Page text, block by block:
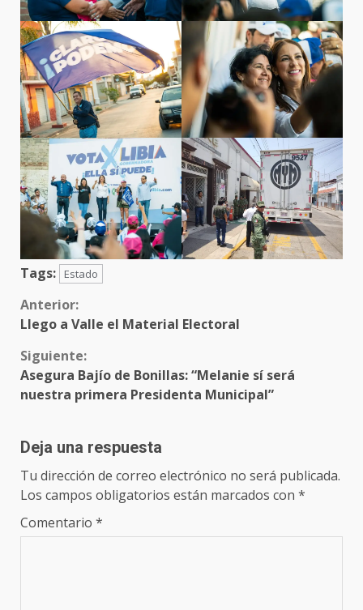
Tags: Estado
Sigue
leyendo
Anterior:
Llego a Valle el Material Electoral
Siguiente:
Asegura Bajío de Bonillas: “Melanie sí será
nuestra primera Presidenta Municipal”
Deja una respuesta
Tu dirección de correo electrónico no será publicada.
Los campos obligatorios están marcados con *
Comentario *